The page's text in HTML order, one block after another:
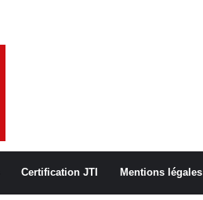
Certification JTI Mentions légales